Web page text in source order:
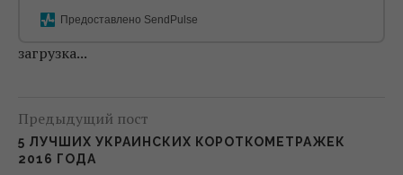
Предоставлено SendPulse
загрузка...
Предыдущий пост
5 ЛУЧШИХ УКРАИНСКИХ КОРОТКОМЕТРАЖЕК
2016 ГОДА